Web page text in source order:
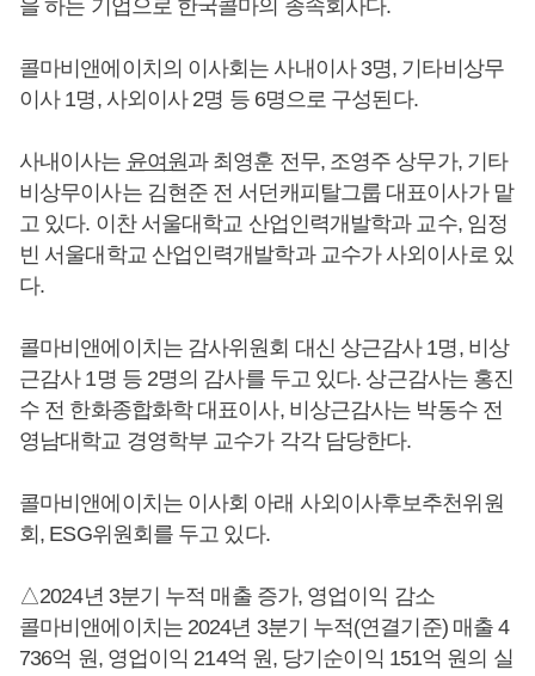
을 하는 기업으로 한국콜마의 종속회사다.
콜마비앤에이치의 이사회는 사내이사 3명, 기타비상무
이사 1명, 사외이사 2명 등 6명으로 구성된다.
사내이사는 윤여원과 최영훈 전무, 조영주 상무가, 기타
비상무이사는 김현준 전 서던캐피탈그룹 대표이사가 맡
고 있다. 이찬 서울대학교 산업인력개발학과 교수, 임정
빈 서울대학교 산업인력개발학과 교수가 사외이사로 있
다.
콜마비앤에이치는 감사위원회 대신 상근감사 1명, 비상
근감사 1명 등 2명의 감사를 두고 있다. 상근감사는 홍진
수 전 한화종합화학 대표이사, 비상근감사는 박동수 전
영남대학교 경영학부 교수가 각각 담당한다.
콜마비앤에이치는 이사회 아래 사외이사후보추천위원
회, ESG위원회를 두고 있다.
△2024년 3분기 누적 매출 증가, 영업이익 감소
콜마비앤에이치는 2024년 3분기 누적(연결기준) 매출 4
736억 원, 영업이익 214억 원, 당기순이익 151억 원의 실